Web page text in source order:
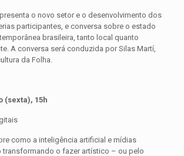
o novo setor e o desenvolvimento dos
participantes, e conversa sobre o estado
brasileira, tanto local quanto
A conversa será conduzida por Silas Martí,
da Folha.
(sexta), 15h
como a inteligência artificial e mídias
transformando o fazer artístico – ou pelo